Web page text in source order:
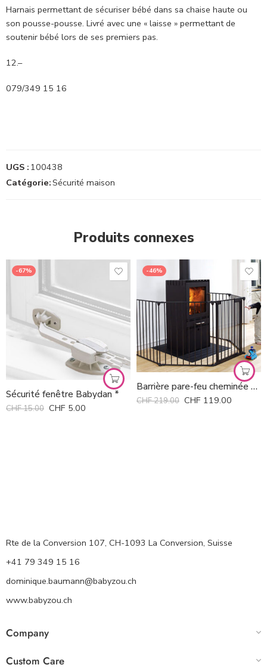
Harnais permettant de sécuriser bébé dans sa chaise haute ou
son pousse-pousse. Livré avec une « laisse » permettant de
soutenir bébé lors de ses premiers pas.
12.–
079/349 15 16
UGS : 100438
Catégorie:Sécurité maison
Produits connexes
-67%
Sécurité fenêtre Babydan *
CHF15.00 CHF 5.00
-46%
Barrière pare-feu cheminée Babydan *
CHF219.00 CHF 119.00
Rte de la Conversion 107, CH-1093 La Conversion, Suisse
+41 79 349 15 16
dominique.baumann@babyzou.ch
www.babyzou.ch
Company
Custom Care